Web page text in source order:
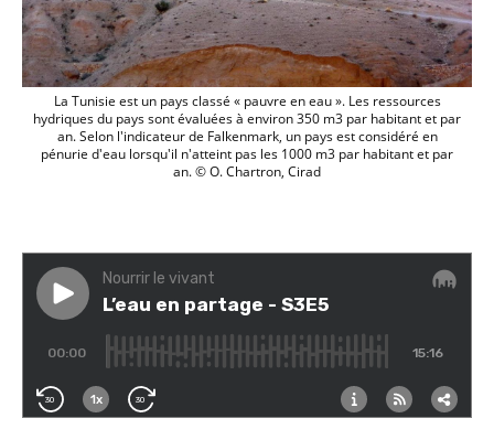
La Tunisie est un pays classé « pauvre
La Tunisie est un pays classé « pauvre en eau ». Les ressources
hydriques du pays sont évaluées à environ 350 m3 par habitant et par
an. Selon l'indicateur de Falkenmark, un pays est considéré en
pénurie d'eau lorsqu'il n'atteint pas les 1000 m3 par habitant et par
an. © O. Chartron, Cirad